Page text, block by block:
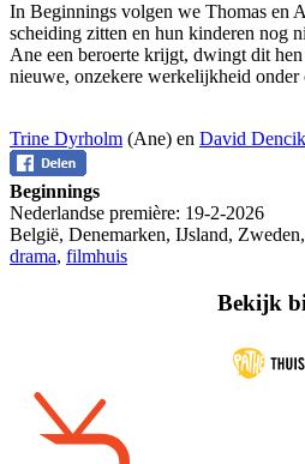
In Beginnings volgen we Thomas en
scheiding zitten en hun kinderen nog
Ane een beroerte krijgt, dwingt dit
nieuwe, onzekere werkelijkheid onder
Trine Dyrholm (Ane) en David Dencik
Beginnings
Nederlandse première: 19-2-2026
België, Denemarken, IJsland, Zweden,
drama, filmhuis
Bekijk